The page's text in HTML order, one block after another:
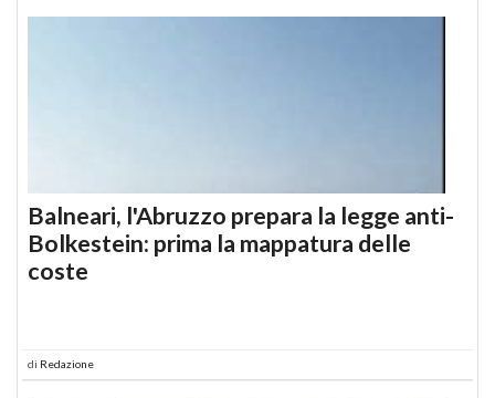
Balneari, l'Abruzzo prepara la legge anti-
Bolkestein: prima la mappatura delle
coste
di Redazione